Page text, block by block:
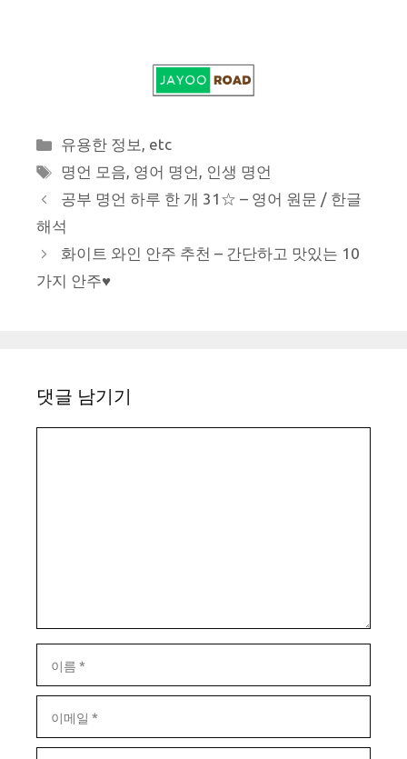
카
테
리
유용한 정보 , etc
태
그
명언 모음, 영어 명언 , 인생 명언
공부 명언 하루 한 개 31☆ – 영어 원문 / 한글
해석
화이트 와인 안주 추천 – 간단하고 맛있는 10
가지 안주♥
댓글 남기기
일